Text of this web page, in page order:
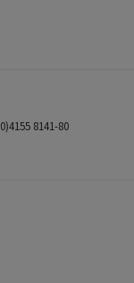
8141-80